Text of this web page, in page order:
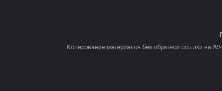
Копирование материалов без обратной ссылки на